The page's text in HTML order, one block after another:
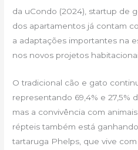
da uCondo (2024), startup de
dos apartamentos já contam
a adaptações importantes na
nos novos projetos
O tradicional cão e gato
representando 69,4% e 27,5%
mas a convivência com
répteis também está
tartaruga Phelps, que vive